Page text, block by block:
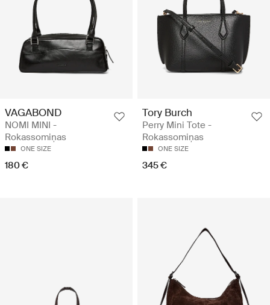
VAGABOND
NOMI MINI -
Rokassomiņas
ONE SIZE
180 €
Tory Burch
Perry Mini Tote -
Rokassomiņas
ONE SIZE
345 €